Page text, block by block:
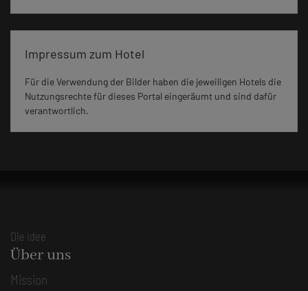
Impressum zum Hotel
Für die Verwendung der Bilder haben die jeweiligen Hotels die
Nutzungsrechte für dieses Portal eingeräumt und sind dafür
verantwortlich.
Die Idee
Über uns
Mission